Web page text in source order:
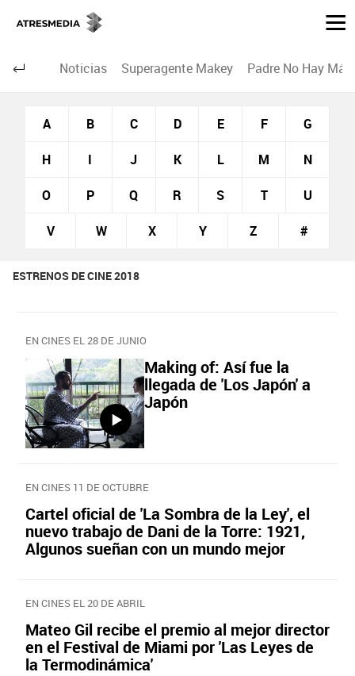
Noticias Superagente Makey Padre No Hay
A B C D E F G
H I J K L M N
O P Q R S T U
V W X Y Z #
ESTRENOS DE CINE 2018
EN CINES EL 28 DE JUNIO
Making of: Así fue la
llegada de 'Los Japón' a
Japón
EN CINES 11 DE OCTUBRE
Cartel oficial de 'La Sombra de la Ley', el
nuevo trabajo de Dani de la Torre: 1921,
Algunos sueñan con un mundo mejor
EN CINES EL 20 DE ABRIL
Mateo Gil recibe el premio al mejor director
en el Festival de Miami por 'Las Leyes de
la Termodinámica'